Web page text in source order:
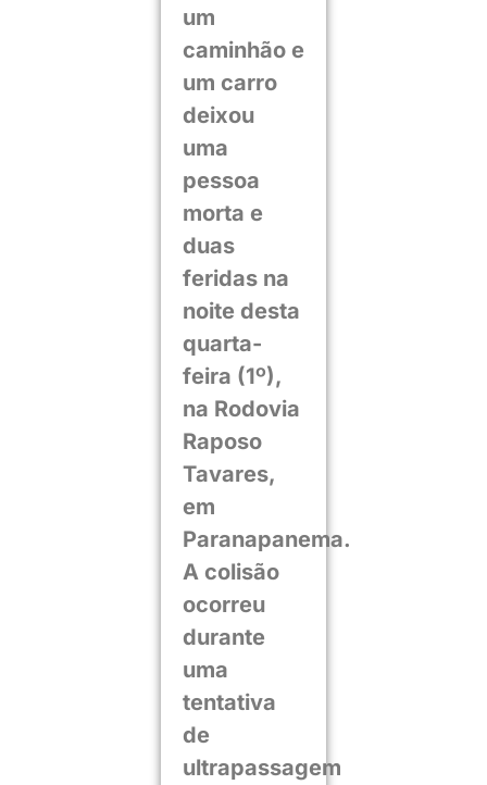
um
caminhão e
um carro
deixou
uma
pessoa
morta e
duas
feridas na
noite desta
quarta-
feira (1º),
na Rodovia
Raposo
Tavares,
em
Paranapanema.
A colisão
ocorreu
durante
uma
tentativa
de
ultrapassagem